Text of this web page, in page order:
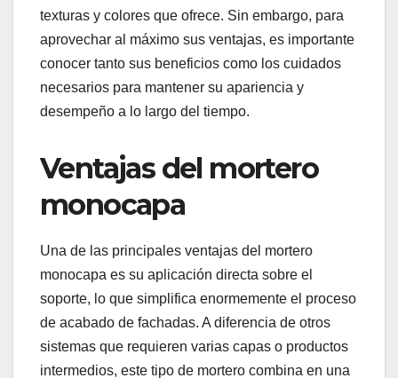
texturas y colores que ofrece. Sin embargo, para
aprovechar al máximo sus ventajas, es importante
conocer tanto sus beneficios como los cuidados
necesarios para mantener su apariencia y
desempeño a lo largo del tiempo.
Ventajas del mortero
monocapa
Una de las principales ventajas del mortero
monocapa es su aplicación directa sobre el
soporte, lo que simplifica enormemente el proceso
de acabado de fachadas. A diferencia de otros
sistemas que requieren varias capas o productos
intermedios, este tipo de mortero combina en una